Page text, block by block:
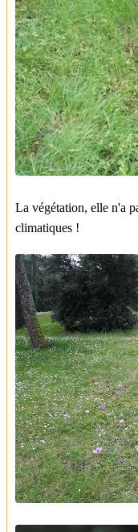
La végétation, elle n'a
climatiques !